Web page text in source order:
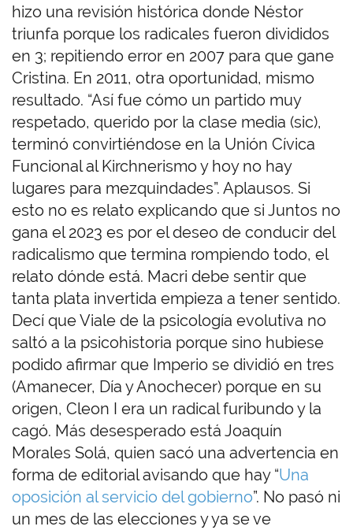
hizo una revisión histórica donde Néstor
triunfa porque los radicales fueron divididos
en 3; repitiendo error en 2007 para que gane
Cristina. En 2011, otra oportunidad, mismo
resultado. “Así fue cómo un partido muy
respetado, querido por la clase media (sic),
terminó convirtiéndose en la Unión Cívica
Funcional al Kirchnerismo y hoy no hay
lugares para mezquindades”. Aplausos. Si
esto no es relato explicando que si Juntos no
gana el 2023 es por el deseo de conducir del
radicalismo que termina rompiendo todo, el
relato dónde está. Macri debe sentir que
tanta plata invertida empieza a tener sentido.
Decí que Viale de la psicología evolutiva no
saltó a la psicohistoria porque sino hubiese
podido afirmar que Imperio se dividió en tres
(Amanecer, Día y Anochecer) porque en su
origen, Cleon I era un radical furibundo y la
cagó. Más desesperado está Joaquín
Morales Solá, quien sacó una advertencia en
forma de editorial avisando que hay “Una
oposición al servicio del gobierno”. No pasó ni
un mes de las elecciones y ya se ve